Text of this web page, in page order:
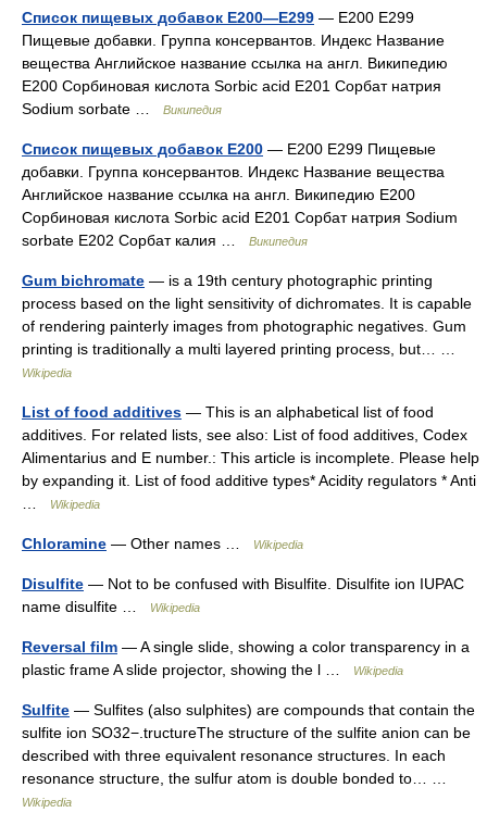
Список пищевых добавок E200—E299 — E200 E299
Пищевые добавки. Группа консервантов. Индекс Название
вещества Английское название ссылка на англ. Википедию
E200 Сорбиновая кислота Sorbic acid E201 Сорбат натрия
Sodium sorbate …
Википедия
Список пищевых добавок E200 — E200 E299 Пищевые
добавки. Группа консервантов. Индекс Название вещества
Английское название ссылка на англ. Википедию E200
Сорбиновая кислота Sorbic acid E201 Сорбат натрия Sodium
sorbate E202 Сорбат калия …
Википедия
Gum bichromate — is a 19th century photographic printing
process based on the light sensitivity of dichromates. It is capable
of rendering painterly images from photographic negatives. Gum
printing is traditionally a multi layered printing process, but… …
Wikipedia
List of food additives — This is an alphabetical list of food
additives. For related lists, see also: List of food additives, Codex
Alimentarius and E number.: This article is incomplete. Please help
by expanding it. List of food additive types* Acidity regulators * Anti
Wikipedia
Chloramine — Other names … Wikipedia
Disulfite — Not to be confused with Bisulfite. Disulfite ion IUPAC
name disulfite …
Wikipedia
Reversal film — A single slide, showing a color transparency in a
plastic frame A slide projector, showing the l …
Wikipedia
Sulfite — Sulfites (also sulphites) are compounds that contain the
sulfite ion SO32−.tructureThe structure of the sulfite anion can be
described with three equivalent resonance structures. In each
resonance structure, the sulfur atom is double bonded to… …
Wikipedia